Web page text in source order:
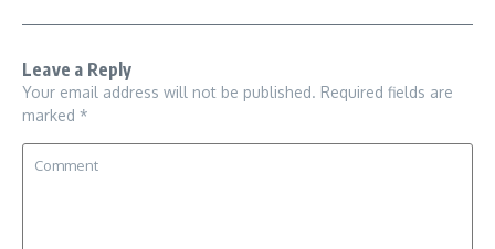
Leave a Reply
Your email address will not be published. Required fields are
marked *